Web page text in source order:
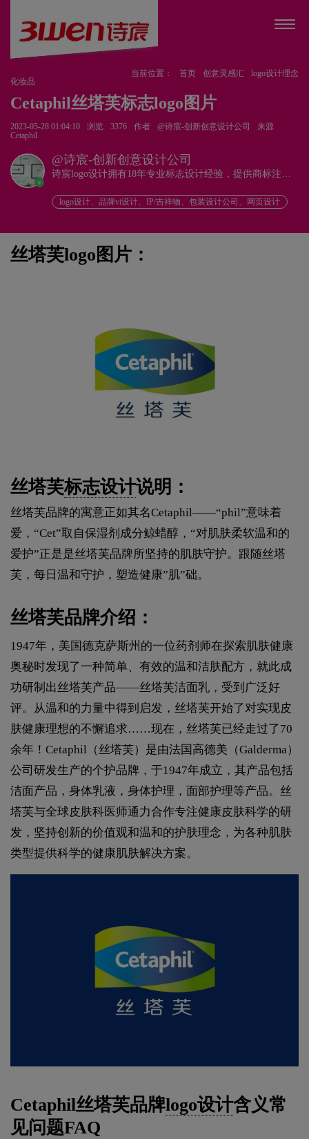
当前位置： 首页 创意灵感汇
logo设计理念
化妆品
Cetaphil丝塔芙标志logo图片
2023-05-28 01:04:10 浏览 3376 作者 @诗宸-创新创意设计公司
来源
Cetaphil
v
@诗宸-创新创意设计公司
诗宸logo设计拥有18年专业标志设计经验，提供商标注册
logo设计、品牌vi设计、IP/吉祥物、包装设计公司、网页设计
丝塔芙logo图片：
丝塔芙标志设计说明：
丝塔芙品牌的寓意正如其名Cetaphil——“phil”意味着
爱，“Cet”取自保湿剂成分鲸蜡醇，“对肌肤柔软温和的
爱护”正是是丝塔芙品牌所坚持的肌肤守护。跟随丝塔
芙，每日温和守护，塑造健康”肌”础。
丝塔芙品牌介绍：
1947年，美国德克萨斯州的一位药剂师在探索肌肤健康
奥秘时发现了一种简单、有效的温和洁肤配方，就此成
功研制出丝塔芙产品——丝塔芙洁面乳，受到广泛好
评。从温和的力量中得到启发，丝塔芙开始了对实现皮
肤健康理想的不懈追求……现在，丝塔芙已经走过了70
余年！Cetaphil（丝塔芙）是由法国高德美（Galderma）
公司研发生产的个护品牌，于1947年成立，其产品包括
洁面产品，身体乳液，身体护理，面部护理等产品。丝
塔芙与全球皮肤科医师通力合作专注健康皮肤科学的研
发，坚持创新的价值观和温和的护肤理念，为各种肌肤
类型提供科学的健康肌肤解决方案。
Cetaphil丝塔芙品牌logo设计含义常
见问题FAQ